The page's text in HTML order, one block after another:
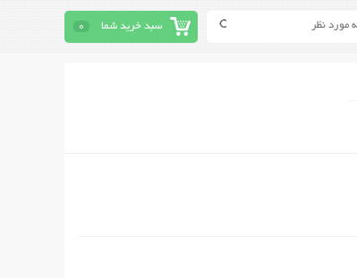
سبد خرید شما 0